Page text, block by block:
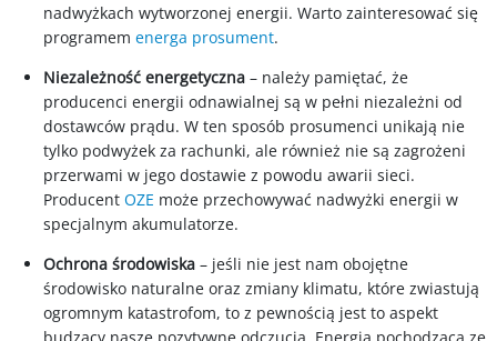
nadwyżkach wytworzonej energii. Warto zainteresować się
programem energa prosument.
Niezależność energetyczna– należy pamiętać, że
producenci energii odnawialnej są w pełni niezależni od
dostawców prądu. W ten sposób prosumenci unikają nie
tylko podwyżek za rachunki, ale również nie są zagrożeni
przerwami w jego dostawie z powodu awarii sieci.
Producent OZE może przechowywać nadwyżki energii w
specjalnym akumulatorze.
Ochrona środowiska– jeśli nie jest nam obojętne
środowisko naturalne oraz zmiany klimatu, które zwiastują
ogromnym katastrofom, to z pewnością jest to aspekt